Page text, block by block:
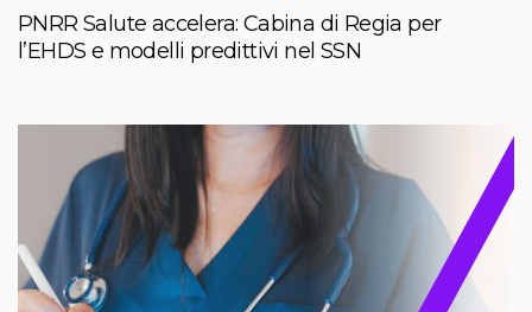
PNRR Salute accelera: Cabina di Regia per
l’EHDS e modelli predittivi nel SSN